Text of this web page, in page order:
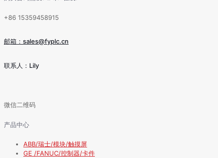
+86 15359458915
邮箱：sales@fyplc.cn
联系人：Lily
微信二维码
产品中心
ABB/瑞士/模块/触摸屏
GE /FANUC/控制器/卡件